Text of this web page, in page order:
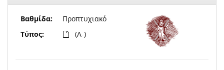
Βαθμίδα:
Τύπος:
Προπτυχιακό
(A-)